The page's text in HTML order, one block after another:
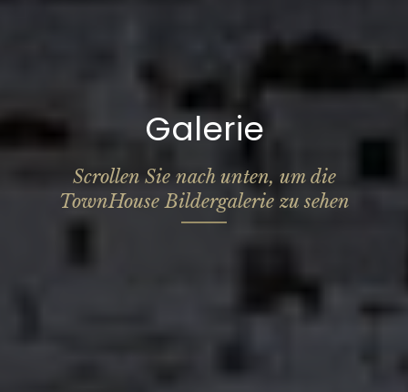
Galerie
Scrollen Sie nach unten, um die
TownHouse Bildergalerie zu sehen